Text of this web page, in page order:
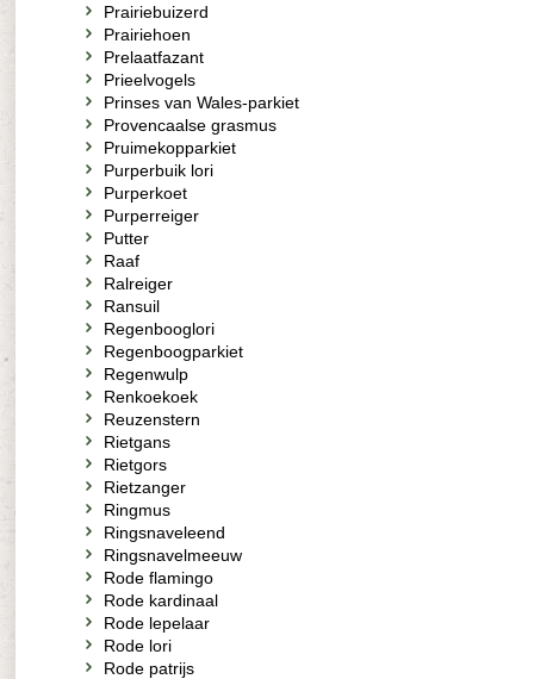
Prairiebuizerd
Prairiehoen
Prelaatfazant
Prieelvogels
Prinses van Wales-parkiet
Provencaalse grasmus
Pruimekopparkiet
Purperbuik lori
Purperkoet
Purperreiger
Putter
Raaf
Ralreiger
Ransuil
Regenbooglori
Regenboogparkiet
Regenwulp
Renkoekoek
Reuzenstern
Rietgans
Rietgors
Rietzanger
Ringmus
Ringsnaveleend
Ringsnavelmeeuw
Rode flamingo
Rode kardinaal
Rode lepelaar
Rode lori
Rode patrijs